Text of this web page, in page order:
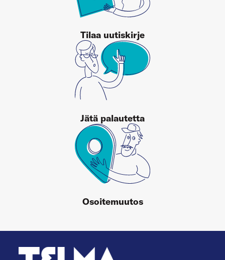
Tilaa uutiskirje
Jätä palautetta
Osoitemuutos